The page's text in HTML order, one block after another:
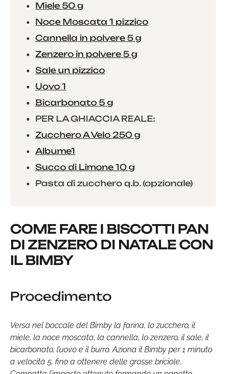
Miele 50 g
Noce Moscata 1 pizzico
Cannella in polvere 5 g
Zenzero in polvere 5 g
Sale un pizzico
Uovo 1
Bicarbonato 5 g
PER LA GHIACCIA REALE:
Zucchero A Velo 250 g
Albume1
Succo di Limone 10 g
Pasta di zucchero q.b. (opzionale)
COME FARE I BISCOTTI PAN
DI ZENZERO DI NATALE CON
IL BIMBY
Procedimento
Versa nel boccale del Bimby la farina, lo zucchero, il
miele, la noce moscata, la cannella, lo zenzero, il sale, il
bicarbonato, l’uovo e il burro. Aziona il Bimby per 1 minuto
a velocità 5, fino a ottenere delle grosse briciole..